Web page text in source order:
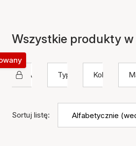
Wszystkie produkty
SAMIE
Typ
Kolor
Sortuj listę: